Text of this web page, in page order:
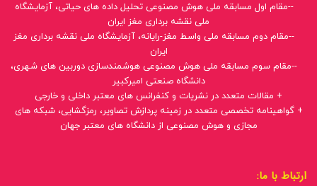
--مقام اول مسابقه ملی هوش مصنوعی تحلیل داده های حیاتی، آزمایشگاه
ملی نقشه برداری مغز ایران
--مقام دوم مسابقه ملی واسط مغز-رایانه، آزمایشگاه ملی نقشه برداری مغز
ایران
--مقام سوم مسابقه ملی هوش مصنوعی هوشمندسازی دوربین های شهری،
دانشگاه صنعتی امیرکبیر
+ مقالات متعدد در نشریات و کنفرانس های معتبر داخلی و خارجی
+ گواهینامه تخصصی متعدد در زمینه پردازش تصاویر، رمزگشایی، شبکه های
مجازی و هوش مصنوعی از دانشگاه های معتبر جهان
ارتباط با ما: